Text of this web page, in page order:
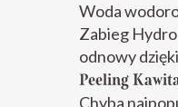
Woda
Zabieg Hydro
odnowy
Peeling
Chyba